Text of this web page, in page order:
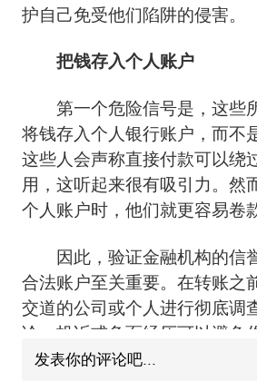
护自己免受他们陷阱的侵害。
把钱存入个人账户
第一个危险信号是，这些
将钱存入个人银行账户，而不
这些人会声称直接付款可以绕
用，这听起来很有吸引力。然
个人账户时，他们就更容易卷
因此，验证金融机构的信
合法账户至关重要。在转账之
交道的公司或个人进行彻底调
论、投诉或负面经历可以避免
合法公司永远不会要求你将款
发表你的评论吧...